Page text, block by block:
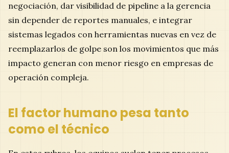
negociación, dar visibilidad de pipeline a la gerencia
sin depender de reportes manuales, e integrar
sistemas legados con herramientas nuevas en vez de
reemplazarlos de golpe son los movimientos que más
impacto generan con menor riesgo en empresas de
operación compleja.
El factor humano pesa tanto
como el técnico